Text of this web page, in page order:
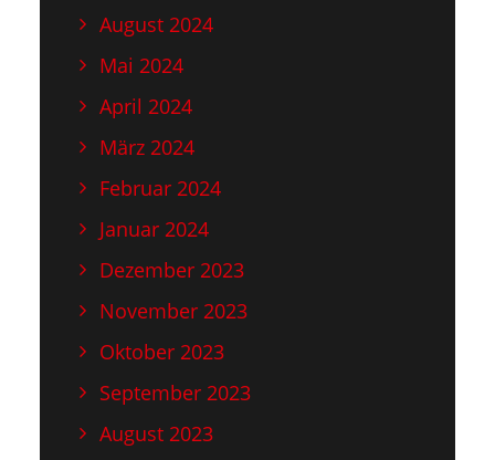
August 2024
Mai 2024
April 2024
März 2024
Februar 2024
Januar 2024
Dezember 2023
November 2023
Oktober 2023
September 2023
August 2023